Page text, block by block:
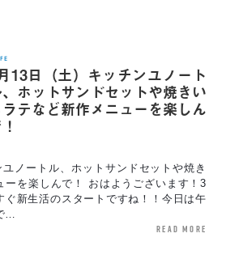
13日（土）キッチンユノート
ホットサンドセットや焼きい
ラテなど新作メニューを楽しん
ノートル、ホットサンドセットや焼き
ーを楽しんで！ おはようございます！3
ぐ新生活のスタートですね！！今日は午
…
read more